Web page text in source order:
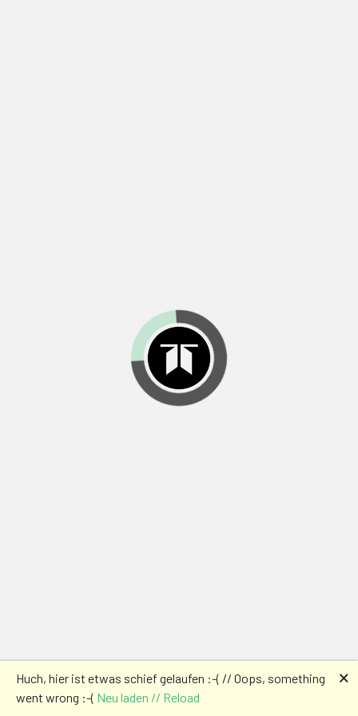
Huch, hier ist etwas schief gelaufen :-( // Oops, something
went wrong :-( Neu laden // Reload
🗙